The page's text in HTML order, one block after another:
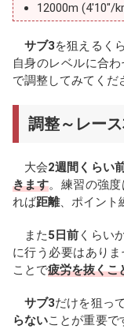
12000m (4'10"/
サブ3を狙えるく
自身のレベルに合わ
で調整してみてくだ
調整～レー
大会2週間くらい
きます。練習の強
れば距離、ポイント
また5日前 くらい
に行う必要はあり
ことで疲労を抜くこ
サブ3だけを狙っ
らないことが重要で